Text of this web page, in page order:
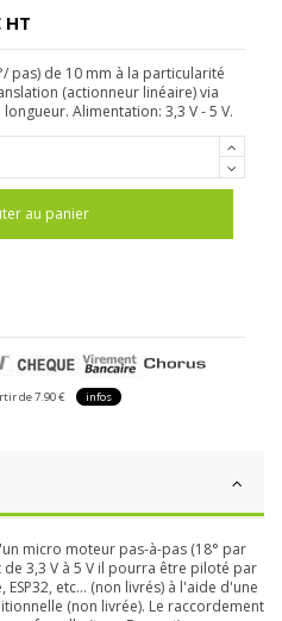
HT
pas) de 10 mm à la particularité
(actionneur linéaire) via
Alimentation: 3,3 V - 5 V.
au panier
de 7.90 € infos
micro moteur pas-à-pas (18° par
3,3 V à 5 V il pourra être piloté par
etc... (non livrés) à l'aide d'une
(non livrée). Le raccordement